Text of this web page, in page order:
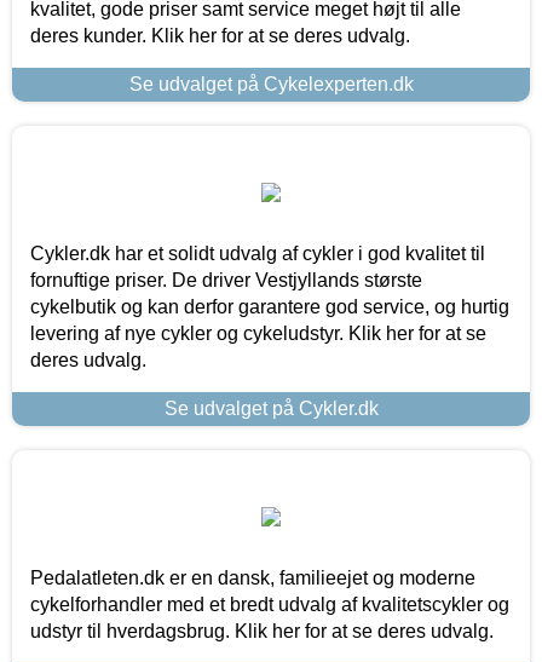
kvalitet, gode priser samt service meget højt til alle
deres kunder. Klik her for at se deres udvalg.
Se udvalget på Cykelexperten.dk
Cykler.dk har et solidt udvalg af cykler i god kvalitet til
fornuftige priser. De driver Vestjyllands største
cykelbutik og kan derfor garantere god service, og hurtig
levering af nye cykler og cykeludstyr. Klik her for at se
deres udvalg.
Se udvalget på Cykler.dk
Pedalatleten.dk er en dansk, familieejet og moderne
cykelforhandler med et bredt udvalg af kvalitetscykler og
udstyr til hverdagsbrug. Klik her for at se deres udvalg.